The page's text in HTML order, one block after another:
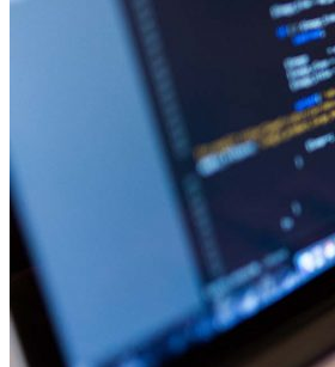
Science